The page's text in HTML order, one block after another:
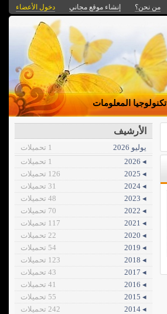
من نحن؟ إنشاء موقع مجاني دخول الأعضاء
تكنولوجيا المعلومات
الأرشيف
يوليو 2026
1 تحميلات
◂ 2026
1 تحميلات
◂ 2025
126 تحميلات
◂ 2024
31 تحميلات
◂ 2023
48 تحميلات
◂ 2022
70 تحميلات
◂ 2021
117 تحميلات
◂ 2020
22 تحميلات
◂ 2019
54 تحميلات
◂ 2018
123 تحميلات
◂ 2017
43 تحميلات
◂ 2016
41 تحميلات
◂ 2015
55 تحميلات
◂ 2014
242 تحميلات